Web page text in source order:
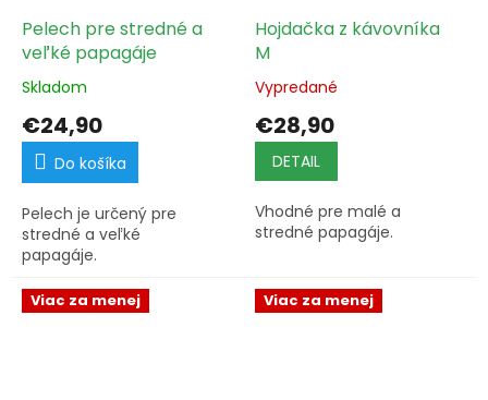
Pelech pre stredné a
veľké papagáje
Skladom
€24,90
Do košíka
Pelech je určený pre
stredné a veľké
papagáje.
Hojdačka z kávovníka
M
Vypredané
€28,90
DETAIL
Vhodné pre malé a
stredné papagáje.
Viac za menej Viac za menej